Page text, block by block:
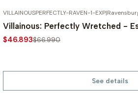
-30%
VILLAINOUSPERFECTLY-RAVEN-1-EXP|
Villainous: Perfectly Wretched -
$46.893$66.990
See details